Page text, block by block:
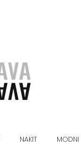
NAKIT MODNI